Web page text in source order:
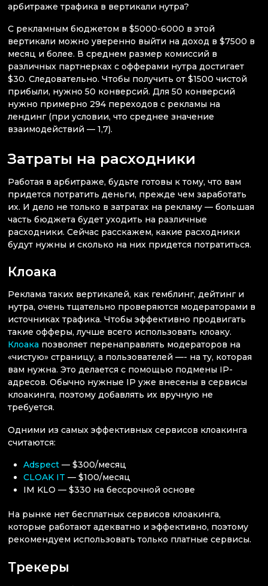
арбитраже трафика в вертикали нутра?
С рекламным бюджетом в $5000-6000 в этой
вертикали можно уверенно выйти на доход в $7500 в
месяц и более. В среднем размер комиссий в
различных партнерках с офферами нутра достигает
$30. Следовательно. Чтобы получить от $1500 чистой
прибыли, нужно 50 конверсий. Для 50 конверсий
нужно примерно 294 переходов с рекламы на
лендинг (при условии, что среднее значение
взаимодействий — 1,7).
Затраты на расходники
Работая в арбитраже, будьте готовы к тому, что вам
придется потратить деньги, прежде чем заработать
их. И дело не только в затратах на рекламу — большая
часть бюджета будет уходить на различные
расходники. Сейчас расскажем, какие расходники
будут нужны и сколько на них придется потратиться.
Клоака
Реклама таких вертикалей, как гемблинг, дейтинг и
нутра, очень тщательно проверяются модераторами в
источниках трафика. Чтобы эффективно продвигать
такие офферы, лучше всего использовать клоаку.
Клоака позволяет перенаправлять модераторов на
«чистую» страницу, а пользователей —- на ту, которая
вам нужна. Это делается с помощью подмены IP-
адресов. Обычно нужные IP уже внесены в сервисы
клоакинга, поэтому добавлять их вручную не
требуется.
Одними из самых эффективных сервисов клоакинга
считаются:
Adspect — $300/месяц
CLOAK IT — $100/месяц
IM KLO — $330 на бессрочной основе
На рынке нет бесплатных сервисов клоакинга,
которые работают адекватно и эффективно, поэтому
рекомендуем использовать только платные сервисы.
Трекеры